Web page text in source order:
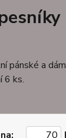
pánské a
6 ks.